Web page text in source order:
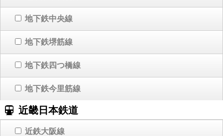
地下鉄中央線
地下鉄堺筋線
地下鉄四つ橋線
地下鉄今里筋線
近畿日本鉄道
近鉄大阪線